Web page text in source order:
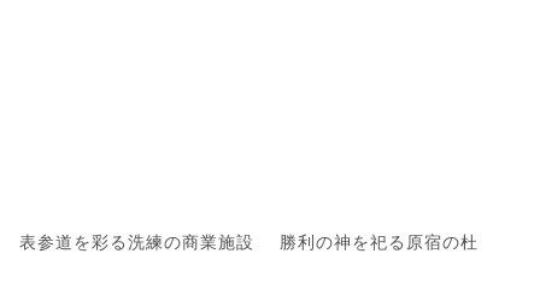
表参道を彩る洗練の商業施設 勝利の神を祀る原宿の杜